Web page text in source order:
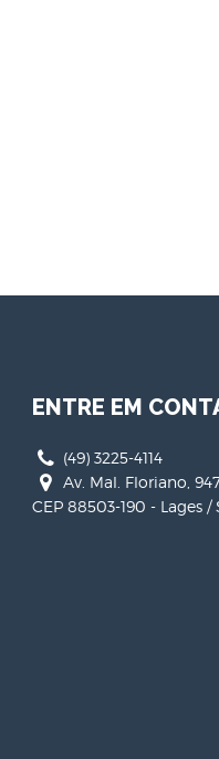
ENTRE EM
(49) 3225-4114
Av. Mal. Floriano,
CEP 88503-190 - Lages /